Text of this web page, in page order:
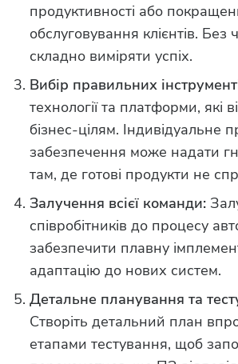
продуктивності або
обслуговування клієнтів. Без
складно виміряти успіх.
Вибір правильних
технології та платформи, які
бізнес-цілям. Індивідуальне
забезпечення може надати
там, де готові продукти не
Залучення всієї команди:
співробітників до процесу
забезпечити плавну
адаптацію до нових систем.
Детальне планування та
Створіть детальний план
етапами тестування, щоб